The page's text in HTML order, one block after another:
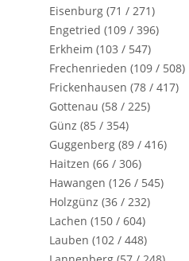
Eisenburg (71 / 271)
Engetried (109 / 396)
Erkheim (103 / 547)
Frechenrieden (109 / 508)
Frickenhausen (78 / 417)
Gottenau (58 / 225)
Günz (85 / 354)
Guggenberg (89 / 416)
Haitzen (66 / 306)
Hawangen (126 / 545)
Holzgünz (36 / 232)
Lachen (150 / 604)
Lauben (102 / 448)